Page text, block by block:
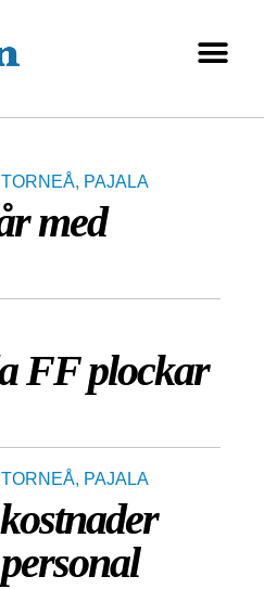
, PAJALA
med
FF plockar
, PAJALA